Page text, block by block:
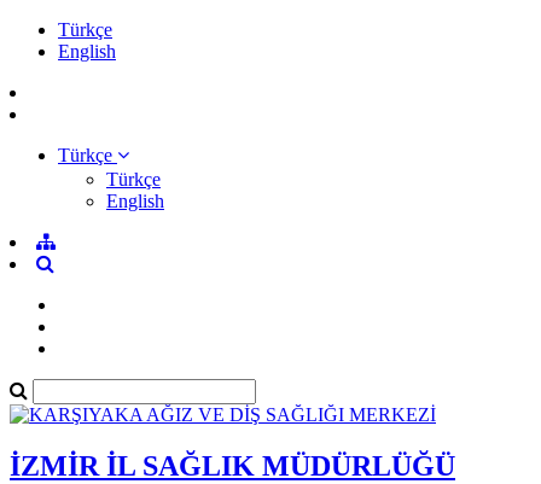
Türkçe
English
Türkçe
Türkçe
English
İZMİR İL SAĞLIK MÜDÜRLÜĞÜ